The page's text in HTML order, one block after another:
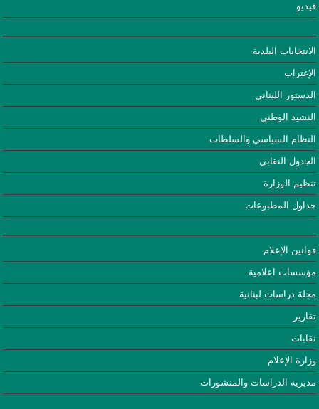
فيديو
الانتخابات البلدية
الإغتراب
الدستور اللبناني
النشيد الوطني
النظام السياسي والسلطات
الجدول النقابي
تنظيم الوزارة
جداول المطبوعات
قوانين الإعلام
مؤسسات اعلامية
مجلة دراسات لبنانية
تقارير
نقابات
وزارة الإعلام
مديرية الدراسات والمنشورات